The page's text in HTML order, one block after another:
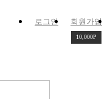
로그인
회원가입
10,000P